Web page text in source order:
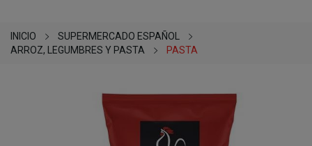
INICIO
SUPERMERCADO ESPAÑOL
ARROZ, LEGUMBRES Y PASTA
PASTA